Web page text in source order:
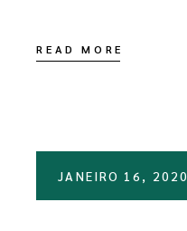
READ MORE
JANEIRO 16, 2020